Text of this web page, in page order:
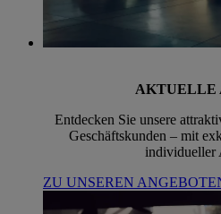
AKTUELLE
Entdecken Sie unsere
Geschäftskunden – mit
individueller
ZU UNSEREN